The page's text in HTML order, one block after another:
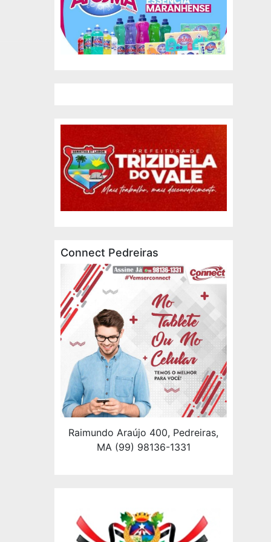
Connect Pedreiras
Raimundo Araújo 400, Pedreiras,
MA (99) 98136-1331